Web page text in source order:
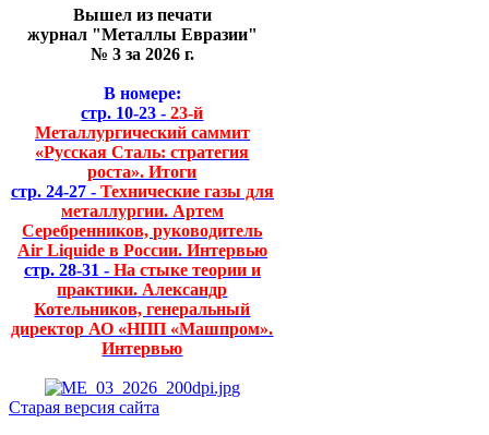
Вышел из печати
журнал "Металлы Евразии"
№ 3 за 2026 г.
В номере:
стр. 10-23 - 23-й
Металлургический саммит
«Русская Сталь: стратегия
роста». Итоги
стр. 24-27 - Технические газы для
металлургии. Артем
Серебренников, руководитель
Air Liquide в России. Интервью
стр. 28-31 - На стыке теории и
практики. Александр
Котельников, генеральный
директор АО «НПП «Машпром».
Интервью
Старая версия сайта